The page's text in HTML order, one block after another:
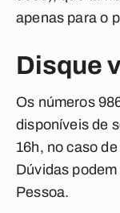
apenas para o
Disque
Os números
disponíveis de
16h, no caso
Dúvidas
Pessoa.